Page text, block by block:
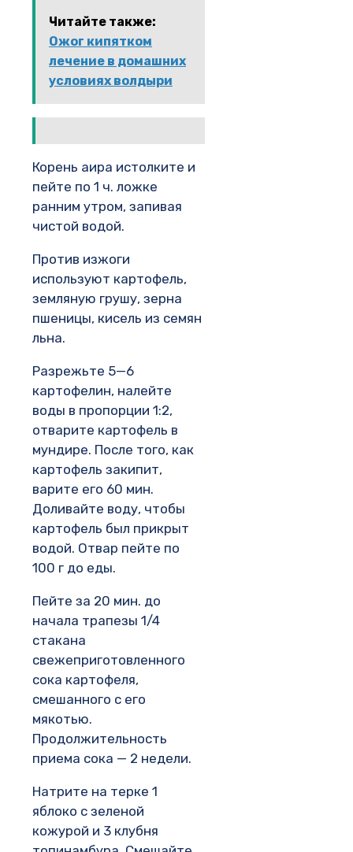
Читайте также:
Ожог кипятком
лечение в домашних
условиях волдыри
Корень аира истолките и
пейте по 1 ч. ложке
ранним утром, запивая
чистой водой.
Против изжоги
используют картофель,
земляную грушу, зерна
пшеницы, кисель из семян
льна.
Разрежьте 5—6
картофелин, налейте
воды в пропорции 1:2,
отварите картофель в
мундире. После того, как
картофель закипит,
варите его 60 мин.
Доливайте воду, чтобы
картофель был прикрыт
водой. Отвар пейте по
100 г до еды.
Пейте за 20 мин. до
начала трапезы 1/4
стакана
свежеприготовленного
сока картофеля,
смешанного с его
мякотью.
Продолжительность
приема сока — 2 недели.
Натрите на терке 1
яблоко с зеленой
кожурой и 3 клубня